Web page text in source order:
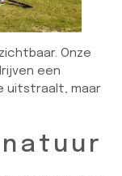
Onze
een
uitstraalt, maar